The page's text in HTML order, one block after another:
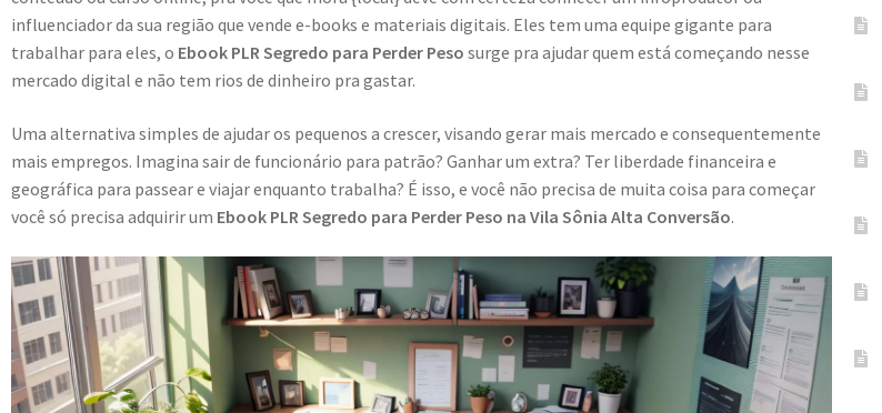
influenciador da sua região que vende e-books e materiais digitais. Eles tem uma equipe gigante para
trabalhar para eles, o Ebook PLR Segredo para Perder Peso surge pra ajudar quem está começando nesse
mercado digital e não tem rios de dinheiro pra gastar.
Uma alternativa simples de ajudar os pequenos a crescer, visando gerar mais mercado e consequentemente
mais empregos. Imagina sair de funcionário para patrão? Ganhar um extra? Ter liberdade financeira e
geográfica para passear e viajar enquanto trabalha? É isso, e você não precisa de muita coisa para começar
você só precisa adquirir um Ebook PLR Segredo para Perder Peso na Vila Sônia Alta Conversão.